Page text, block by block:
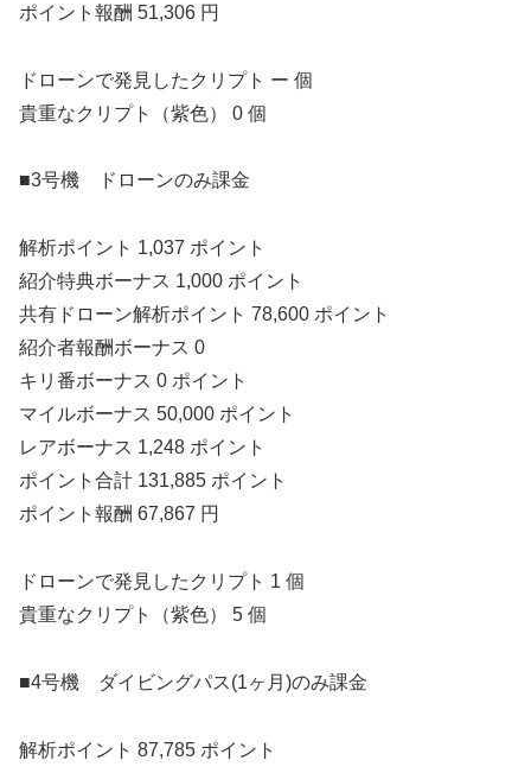
ポイント報酬 51,306 円
ドローンで発見したクリプト ー 個
貴重なクリプト（紫色） 0 個
■3号機 ドローンのみ課金
解析ポイント 1,037 ポイント
紹介特典ボーナス 1,000 ポイント
共有ドローン解析ポイント 78,600 ポイント
紹介者報酬ボーナス 0
キリ番ボーナス 0 ポイント
マイルボーナス 50,000 ポイント
レアボーナス 1,248 ポイント
ポイント合計 131,885 ポイント
ポイント報酬 67,867 円
ドローンで発見したクリプト 1 個
貴重なクリプト（紫色） 5 個
■4号機 ダイビングパス(1ヶ月)のみ課金
解析ポイント 87,785 ポイント